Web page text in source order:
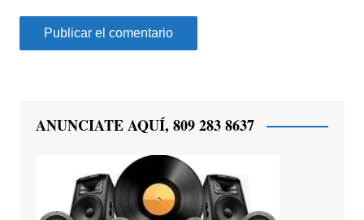
ANUNCIATE AQUÍ, 809 283 8637